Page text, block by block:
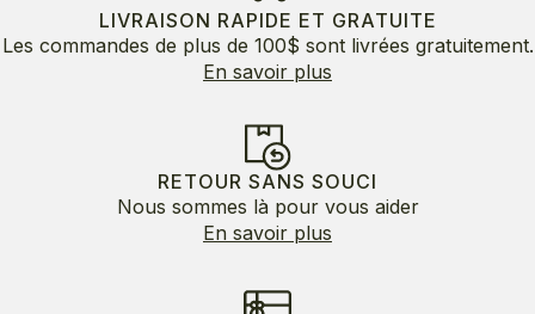
LIVRAISON RAPIDE ET GRATUITE
Les commandes de plus de 100$ sont livrées gratuitement.
En savoir plus
RETOUR SANS SOUCI
Nous sommes là pour vous aider
En savoir plus